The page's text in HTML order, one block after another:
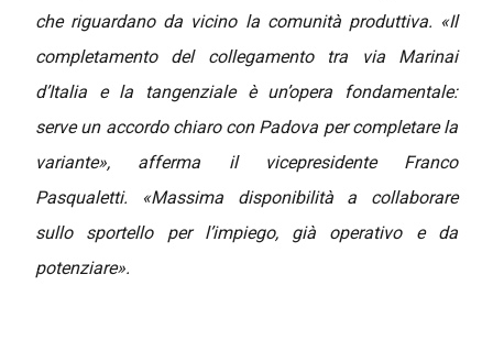
che riguardano da vicino la comunità produttiva. «Il
completamento del collegamento tra via Marinai
d’Italia e la tangenziale è un’opera fondamentale:
serve un accordo chiaro con Padova per completare la
variante», afferma il vicepresidente Franco
Pasqualetti. «Massima disponibilità a collaborare
sullo sportello per l’impiego, già operativo e da
potenziare».